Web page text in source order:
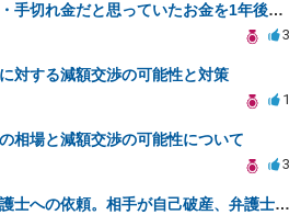
ダブル不倫・借金・手切れ金だと思っていたお金を1年後いまさら脅迫罪として通知書が来てまとめて請求
3
対する減額交渉の可能性と対策
1
相場と減額交渉の可能性について
3
不倫慰謝料での弁護士への依頼。相手が自己破産、弁護士との契約範囲は？